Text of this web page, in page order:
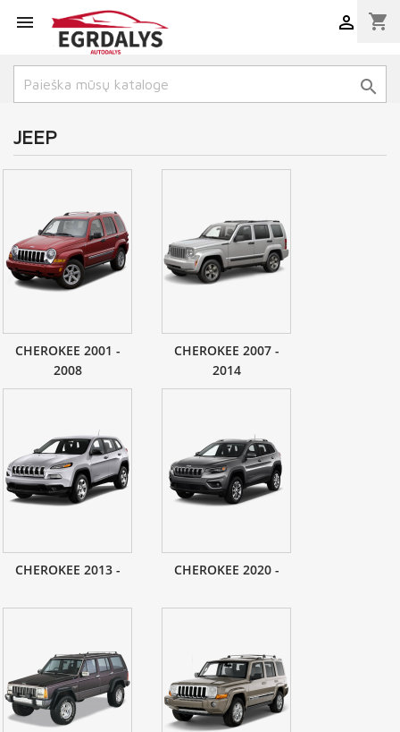
 shopping_cart


JEEP
CHEROKEE 2001 -
2008
CHEROKEE 2007 -
2014
CHEROKEE 2013 - CHEROKEE 2020 -